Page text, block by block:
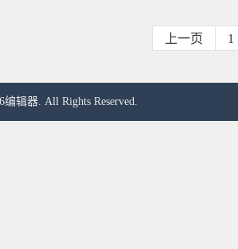
上一页 1
辑器. All Rights Reserved.